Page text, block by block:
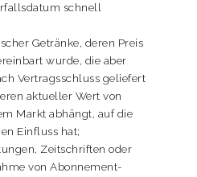
schnell
Getränke, deren Preis
wurde, die aber
Vertragsschluss geliefert
aktueller Wert von
Markt abhängt, auf die
Einfluss hat;
Zeitschriften oder
von Abonnement-